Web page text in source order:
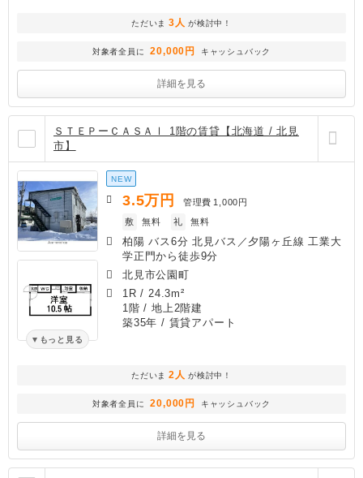
ただいま 3人 が検討中！
対象者全員に 20,000円 キャッシュバック
詳細を見る
ＳＴＥＰーＣＡＳＡⅠ 1階の賃貸【北海道 / 北見
市】
もっと見る
NEW
3.5万円 管理費 1,000円
敷
無料 礼 無料
柏陽 バス6分 北見バス／夕陽ヶ丘線 工業大
学正門から徒歩9分
北見市公園町
1R / 24.3m²
1階 / 地上2階建
築35年 / 賃貸アパート
ただいま 2人 が検討中！
対象者全員に 20,000円 キャッシュバック
詳細を見る